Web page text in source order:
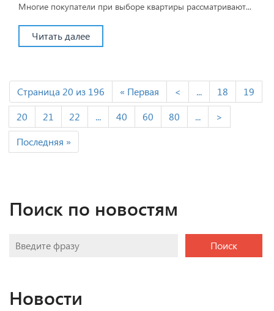
Многие покупатели при выборе квартиры рассматривают...
Читать далее
Страница 20 из 196 « Первая < ... 18
19
20
21 22 ... 40 60 80 ...
>
Последняя »
Поиск по новостям
Поиск
Новости